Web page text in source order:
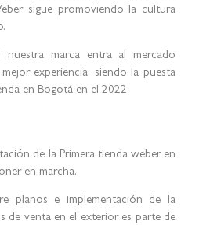
sigue promoviendo la cultura
marca entra al mercado
experiencia, siendo la puesta
en Bogotá en el 2022.
de la Primera tienda weber en
en marcha.
planos e implementación de la
de venta en el exterior es parte de